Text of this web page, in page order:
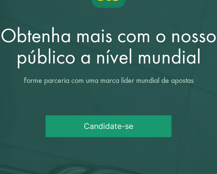
Obtenha mais com o nosso
público a nível mundial
Forme parceria com uma marca líder mundial de apostas
Candidate-se